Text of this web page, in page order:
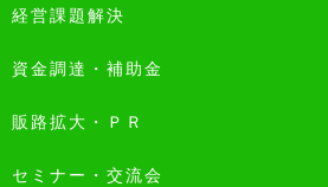
経営課題解決
資金調達・補助金
販路拡大・ＰＲ
セミナー・交流会